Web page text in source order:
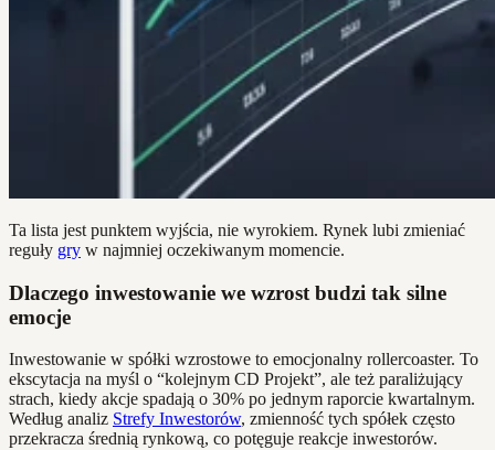
Ta lista jest punktem wyjścia, nie wyrokiem. Rynek lubi zmieniać
reguły gry w najmniej oczekiwanym momencie.
Dlaczego inwestowanie we wzrost budzi tak silne
emocje
Inwestowanie w spółki wzrostowe to emocjonalny rollercoaster. To
ekscytacja na myśl o “kolejnym CD Projekt”, ale też paraliżujący
strach, kiedy akcje spadają o 30% po jednym raporcie kwartalnym.
Według analiz Strefy Inwestorów, zmienność tych spółek często
przekracza średnią rynkową, co potęguje reakcje inwestorów.